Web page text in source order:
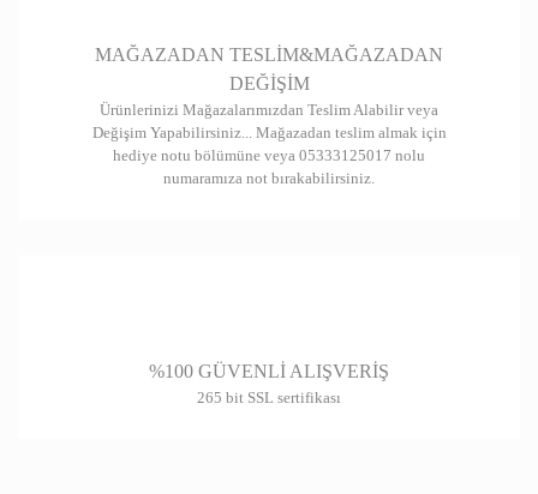
MAĞAZADAN TESLİM&MAĞAZADAN
DEĞİŞİM
Ürünlerinizi Mağazalarımızdan Teslim Alabilir veya
Değişim Yapabilirsiniz... Mağazadan teslim almak için
hediye notu bölümüne veya 05333125017 nolu
numaramıza not bırakabilirsiniz.
%100 GÜVENLİ ALIŞVERİŞ
265 bit SSL sertifikası